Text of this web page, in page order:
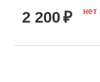
2 200₽ нет